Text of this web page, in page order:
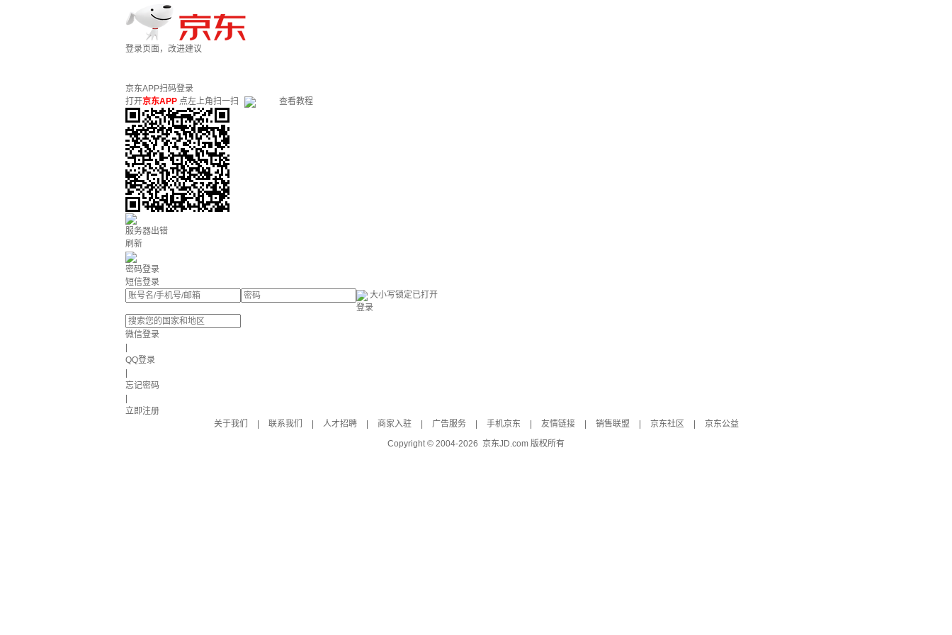
登录页面，改进建议
京东APP扫码登录
打开京东APP 点左上角扫一扫 查看教程
服务器出错
刷新
密码登录
短信登录
大小写锁定已打开
登录
微信登录
QQ登录
忘记密码
立即注册
关于我们
联系我们 人才招聘 商家入驻 广告服务 手机京东 友情链接 销售联盟 京东社区
京东公益
Copyright © 2004-2026 京东JD.com 版权所有